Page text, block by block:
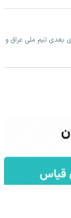
بعدی تیم ملی عراق و